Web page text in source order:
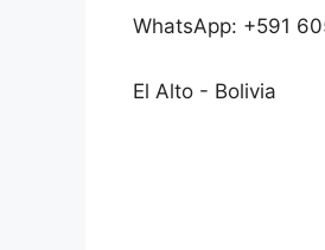
WhatsApp: +591
El Alto - Bolivia